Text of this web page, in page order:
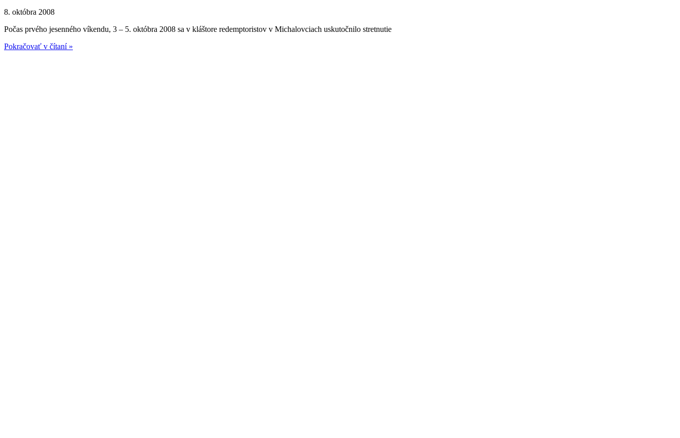
8. októbra 2008
Počas prvého jesenného víkendu, 3 – 5. októbra 2008 sa v kláštore redemptoristov v Michalovciach uskutočnilo stretnutie
Pokračovať v čítaní »